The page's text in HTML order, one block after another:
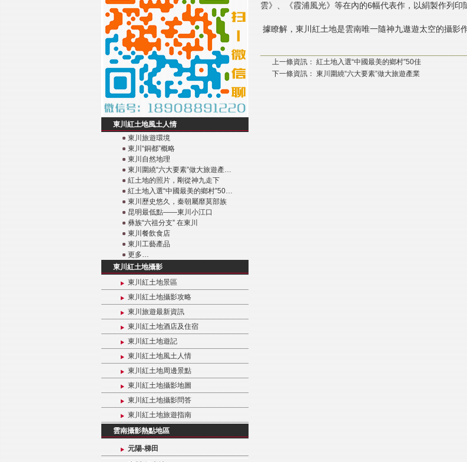
東川紅土地風土人情
東川旅遊環境
東川“銅都”概略
東川自然地理
東川圍繞“六大要素”做大旅遊產…
紅土地的照片，剛從神九走下
紅土地入選“中國最美的鄉村”50…
東川歷史悠久，秦朝屬靡莫部族
昆明最低點——東川小江口
彝族“六祖分支” 在東川
東川餐飲食店
東川工藝產品
更多…
東川紅土地攝影
東川紅土地景區
東川紅土地攝影攻略
東川旅遊最新資訊
東川紅土地酒店及住宿
東川紅土地遊記
東川紅土地風土人情
東川紅土地周邊景點
東川紅土地攝影地圖
東川紅土地攝影問答
東川紅土地旅遊指南
雲南攝影熱點地區
元陽-梯田
雲》、《霞浦風光》等在內的6幅代表作，以絹製作列印
據瞭解，東川紅土地是雲南唯一隨神九遨遊太空的攝影
上一條資訊： 紅土地入選“中國最美的鄉村”50佳
下一條資訊： 東川圍繞“六大要素”做大旅遊產業